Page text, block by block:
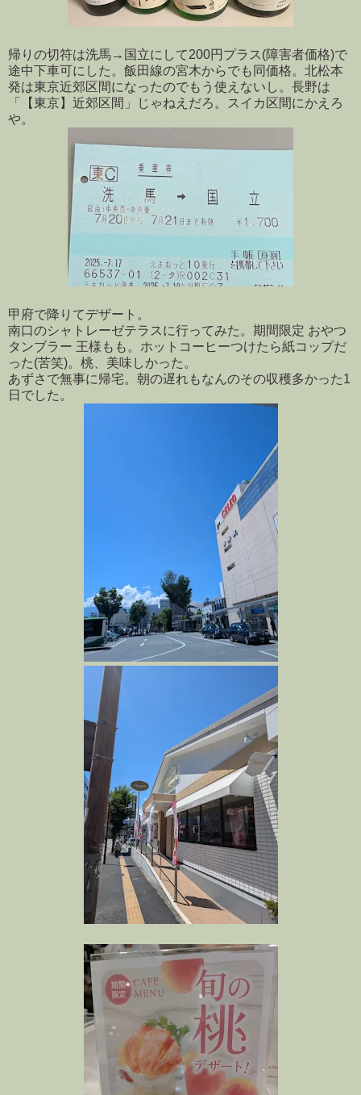
帰りの切符は洗馬→国立にして200円プラス(障害者価格)で
途中下車可にした。飯田線の宮木からでも同価格。北松本
発は東京近郊区間になったのでもう使えないし。長野は
「【東京】近郊区間」じゃねえだろ。スイカ区間にかえろ
や。
甲府で降りてデザート。
南口のシャトレーゼテラスに行ってみた。期間限定 おやつ
タンブラー 王様もも。ホットコーヒーつけたら紙コップだ
った(苦笑)。桃、美味しかった。
あずさで無事に帰宅。朝の遅れもなんのその収穫多かった1
日でした。